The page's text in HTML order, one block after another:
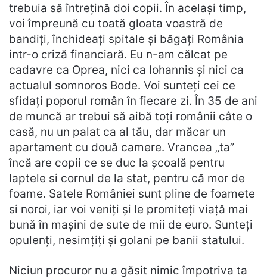
trebuia să întrețină doi copii. În același timp,
voi împreună cu toată gloata voastră de
bandiți, închideați spitale și băgați România
intr-o criză financiară. Eu n-am călcat pe
cadavre ca Oprea, nici ca Iohannis și nici ca
actualul somnoros Bode. Voi sunteți cei ce
sfidați poporul român în fiecare zi. În 35 de ani
de muncă ar trebui să aibă toți românii câte o
casă, nu un palat ca al tău, dar măcar un
apartament cu două camere. Vrancea „ta”
încă are copii ce se duc la școală pentru
laptele si cornul de la stat, pentru că mor de
foame. Satele României sunt pline de foamete
si noroi, iar voi veniți și le promiteți viață mai
bună în mașini de sute de mii de euro. Sunteți
opulenți, nesimțiți și golani pe banii statului.
Niciun procuror nu a găsit nimic împotriva ta